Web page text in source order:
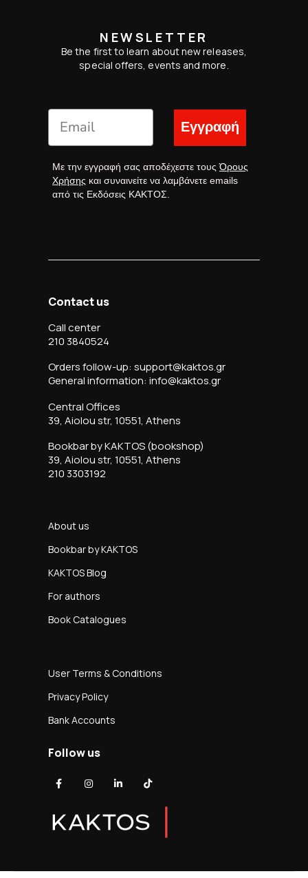
NEWSLETTER
Be the first to learn about new releases,
special offers, events and more.
Εγγραφή
Με την εγγραφή σας αποδέχεστε τουςΌρους
Χρήσης και συναινείτε να λαμβάνετε emails
από τις Εκδόσεις ΚΑΚΤΟΣ.
Contact us
Call center
210 3840524
Orders follow-up: support@kaktos.gr
General information: info@kaktos.gr
Central Offices
39, Aiolou str, 10551, Athens
Bookbar by KAKTOS (bookshop)
39, Aiolou str, 10551, Athens
210 3303192
About us
Bookbar by KAKTOS
KAKTOS Blog
For authors
Book Catalogues
User Terms & Conditions
Privacy Policy
Bank Accounts
Follow us